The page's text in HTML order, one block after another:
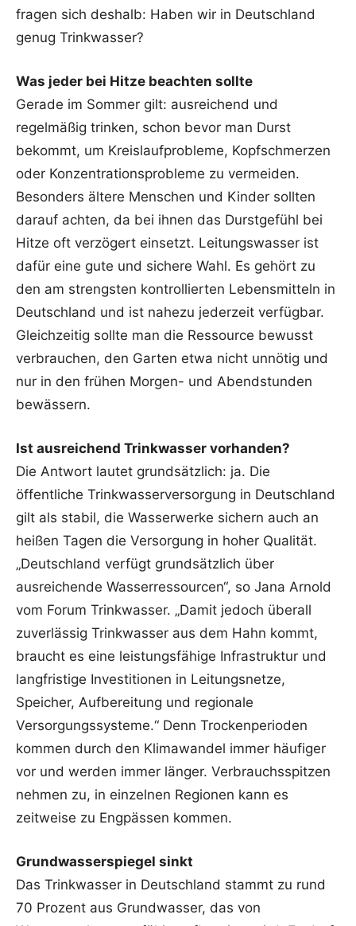
fragen sich deshalb: Haben wir in Deutschland
genug Trinkwasser?
Was jeder bei Hitze beachten sollte
Gerade im Sommer gilt: ausreichend und
regelmäßig trinken, schon bevor man Durst
bekommt, um Kreislaufprobleme, Kopfschmerzen
oder Konzentrationsprobleme zu vermeiden.
Besonders ältere Menschen und Kinder sollten
darauf achten, da bei ihnen das Durstgefühl bei
Hitze oft verzögert einsetzt. Leitungswasser ist
dafür eine gute und sichere Wahl. Es gehört zu
den am strengsten kontrollierten Lebensmitteln in
Deutschland und ist nahezu jederzeit verfügbar.
Gleichzeitig sollte man die Ressource bewusst
verbrauchen, den Garten etwa nicht unnötig und
nur in den frühen Morgen- und Abendstunden
bewässern.
Ist ausreichend Trinkwasser vorhanden?
Die Antwort lautet grundsätzlich: ja. Die
öffentliche Trinkwasserversorgung in Deutschland
gilt als stabil, die Wasserwerke sichern auch an
heißen Tagen die Versorgung in hoher Qualität.
„Deutschland verfügt grundsätzlich über
ausreichende Wasserressourcen“, so Jana Arnold
vom Forum Trinkwasser. „Damit jedoch überall
zuverlässig Trinkwasser aus dem Hahn kommt,
braucht es eine leistungsfähige Infrastruktur und
langfristige Investitionen in Leitungsnetze,
Speicher, Aufbereitung und regionale
Versorgungssysteme.“ Denn Trockenperioden
kommen durch den Klimawandel immer häufiger
vor und werden immer länger. Verbrauchsspitzen
nehmen zu, in einzelnen Regionen kann es
zeitweise zu Engpässen kommen.
Grundwasserspiegel sinkt
Das Trinkwasser in Deutschland stammt zu rund
70 Prozent aus Grundwasser, das von